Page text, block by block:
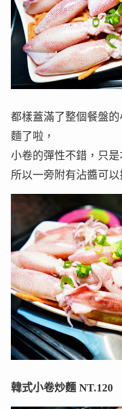
都樣蓋滿了整個餐盤
麵了啦，
小卷的彈性不錯，只是
所以一旁附有沾醬可以
韓式小卷炒麵 NT.120